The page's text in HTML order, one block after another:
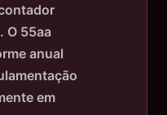
O 55aa
anual
em